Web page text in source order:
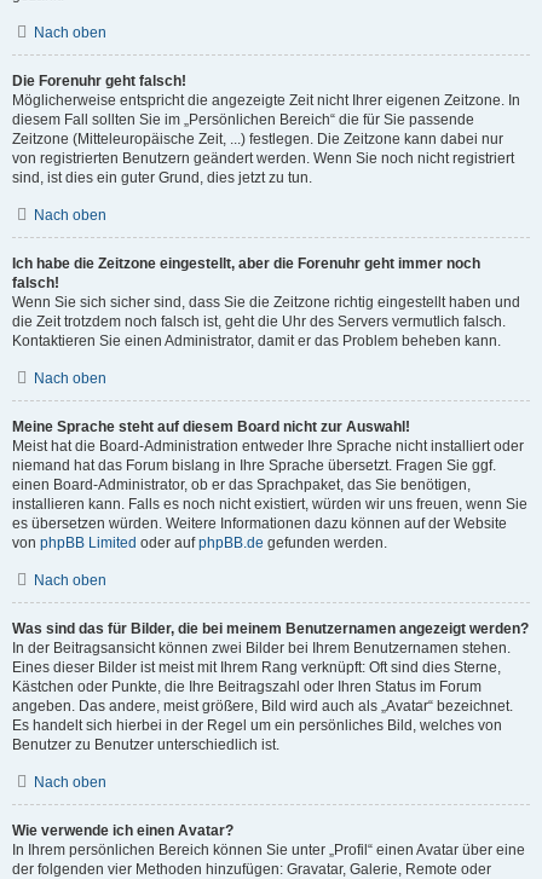
Nach oben
Die Forenuhr geht falsch!
Möglicherweise entspricht die angezeigte Zeit nicht Ihrer eigenen Zeitzone. In
diesem Fall sollten Sie im „Persönlichen Bereich“ die für Sie passende
Zeitzone (Mitteleuropäische Zeit, ...) festlegen. Die Zeitzone kann dabei nur
von registrierten Benutzern geändert werden. Wenn Sie noch nicht registriert
sind, ist dies ein guter Grund, dies jetzt zu tun.
Nach oben
Ich habe die Zeitzone eingestellt, aber die Forenuhr geht immer noch
falsch!
Wenn Sie sich sicher sind, dass Sie die Zeitzone richtig eingestellt haben und
die Zeit trotzdem noch falsch ist, geht die Uhr des Servers vermutlich falsch.
Kontaktieren Sie einen Administrator, damit er das Problem beheben kann.
Nach oben
Meine Sprache steht auf diesem Board nicht zur Auswahl!
Meist hat die Board-Administration entweder Ihre Sprache nicht installiert oder
niemand hat das Forum bislang in Ihre Sprache übersetzt. Fragen Sie ggf.
einen Board-Administrator, ob er das Sprachpaket, das Sie benötigen,
installieren kann. Falls es noch nicht existiert, würden wir uns freuen, wenn Sie
es übersetzen würden. Weitere Informationen dazu können auf der Website
von phpBB Limited oder aufphpBB.de gefunden werden.
Nach oben
Was sind das für Bilder, die bei meinem Benutzernamen angezeigt werden?
In der Beitragsansicht können zwei Bilder bei Ihrem Benutzernamen stehen.
Eines dieser Bilder ist meist mit Ihrem Rang verknüpft: Oft sind dies Sterne,
Kästchen oder Punkte, die Ihre Beitragszahl oder Ihren Status im Forum
angeben. Das andere, meist größere, Bild wird auch als „Avatar“ bezeichnet.
Es handelt sich hierbei in der Regel um ein persönliches Bild, welches von
Benutzer zu Benutzer unterschiedlich ist.
Nach oben
Wie verwende ich einen Avatar?
In Ihrem persönlichen Bereich können Sie unter „Profil“ einen Avatar über eine
der folgenden vier Methoden hinzufügen: Gravatar, Galerie, Remote oder